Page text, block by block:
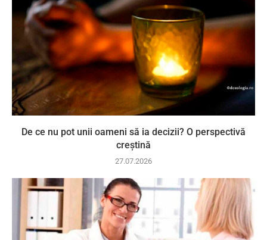
De ce nu pot unii oameni să ia decizii? O perspectivă
creștină
27.07.2026